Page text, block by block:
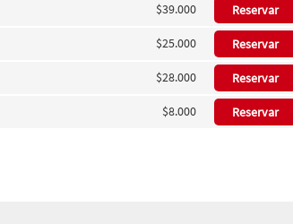
$39.000 Reservar
$25.000 Reservar
$28.000 Reservar
$8.000 Reservar